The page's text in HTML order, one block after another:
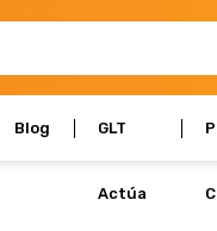
Blog GLT
Actúa